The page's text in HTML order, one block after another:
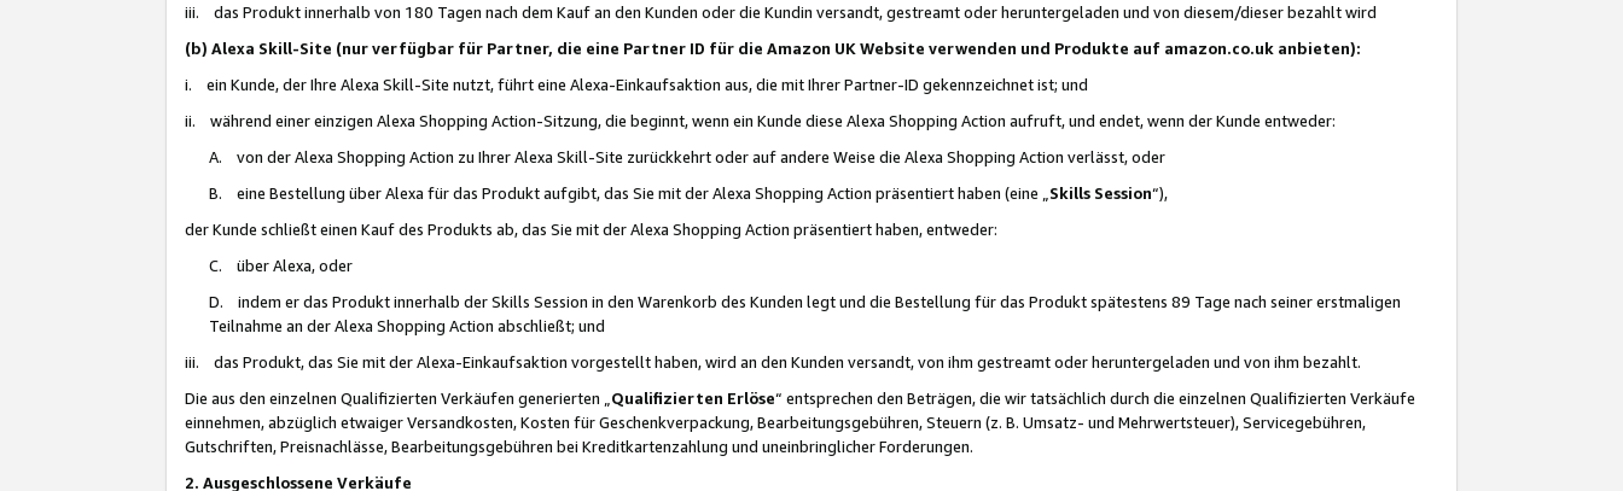
iii. das Produkt innerhalb von 180 Tagen nach dem Kauf an den Kunden oder die Kundin versandt, gestreamt oder heruntergeladen und von diesem/dieser bezahlt wird
(b) Alexa Skill-Site (nur verfügbar für Partner, die eine Partner ID für die Amazon UK Website verwenden und Produkte auf amazon.co.uk anbieten):
i. ein Kunde, der Ihre Alexa Skill-Site nutzt, führt eine Alexa-Einkaufsaktion aus, die mit Ihrer Partner-ID gekennzeichnet ist; und
ii. während einer einzigen Alexa Shopping Action-Sitzung, die beginnt, wenn ein Kunde diese Alexa Shopping Action aufruft, und endet, wenn der Kunde entweder:
A. von der Alexa Shopping Action zu Ihrer Alexa Skill-Site zurückkehrt oder auf andere Weise die Alexa Shopping Action verlässt, oder
B. eine Bestellung über Alexa für das Produkt aufgibt, das Sie mit der Alexa Shopping Action präsentiert haben (eine „ Skills Session“),
der Kunde schließt einen Kauf des Produkts ab, das Sie mit der Alexa Shopping Action präsentiert haben, entweder:
C. über Alexa, oder
D. indem er das Produkt innerhalb der Skills Session in den Warenkorb des Kunden legt und die Bestellung für das Produkt spätestens 89 Tage nach seiner erstmaligen
Teilnahme an der Alexa Shopping Action abschließt; und
iii. das Produkt, das Sie mit der Alexa-Einkaufsaktion vorgestellt haben, wird an den Kunden versandt, von ihm gestreamt oder heruntergeladen und von ihm bezahlt.
Die aus den einzelnen Qualifizierten Verkäufen generierten „ Qualifizierten Erlöse“ entsprechen den Beträgen, die wir tatsächlich durch die einzelnen Qualifizierten Verkäufe
einnehmen, abzüglich etwaiger Versandkosten, Kosten für Geschenkverpackung, Bearbeitungsgebühren, Steuern (z. B. Umsatz- und Mehrwertsteuer), Servicegebühren,
Gutschriften, Preisnachlässe, Bearbeitungsgebühren bei Kreditkartenzahlung und uneinbringlicher Forderungen.
2. Ausgeschlossene Verkäufe